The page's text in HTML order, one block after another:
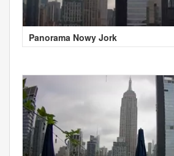
Panorama Nowy Jork